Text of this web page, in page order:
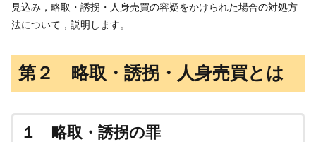
見込み，略取・誘拐・人身売買の容疑をかけられた場合の対処方
法について，説明します。
第２ 略取・誘拐・人身売買とは
１ 略取・誘拐の罪